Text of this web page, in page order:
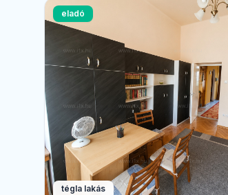
eladó
tégla lakás